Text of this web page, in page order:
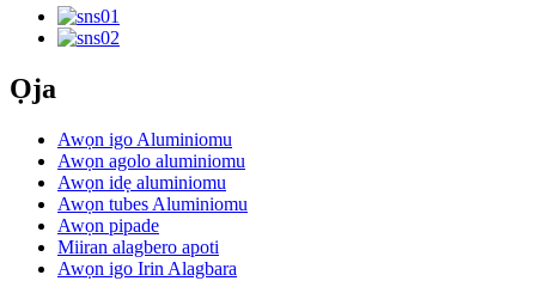
Ọja
Awọn igo Aluminiomu
Awọn agolo aluminiomu
Awọn idẹ aluminiomu
Awọn tubes Aluminiomu
Awọn pipade
Miiran alagbero apoti
Awọn igo Irin Alagbara